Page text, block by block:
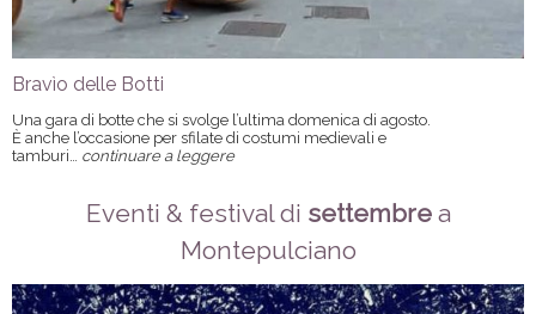
Bravìo delle Botti
Una gara di botte che si svolge l’ultima domenica di agosto.
È anche l’occasione per sfilate di costumi medievali e
tamburi… continuare a leggere
Eventi & festival di settembrea
Montepulciano